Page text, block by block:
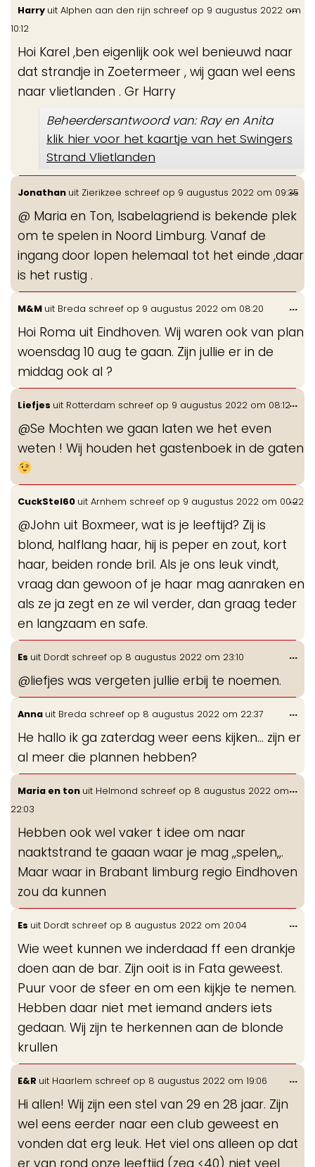
Harry uit Alphen aan den rijn schreef op 9 augustus 2022 om
10:12
Hoi Karel ,ben eigenlijk ook wel benieuwd naar
dat strandje in Zoetermeer , wij gaan wel eens
naar vlietlanden . Gr Harry
Beheerdersantwoord van: Ray en Anita
klik hier voor het kaartje van het Swingers
Strand Vlietlanden
...
Jonathan uit Zierikzee schreef op 9 augustus 2022 om 09:35
@ Maria en Ton, Isabelagriend is bekende plek
om te spelen in Noord Limburg. Vanaf de
ingang door lopen helemaal tot het einde ,daar
is het rustig .
...
M&M uit Breda schreef op 9 augustus 2022 om 08:20
Hoi Roma uit Eindhoven. Wij waren ook van plan
woensdag 10 aug te gaan. Zijn jullie er in de
middag ook al ?
...
Liefjes uit Rotterdam schreef op 9 augustus 2022 om 08:12
@Se Mochten we gaan laten we het even
weten ! Wij houden het gastenboek in de gaten
...
CuckStel60 uit Arnhem schreef op 9 augustus 2022 om 00:22
@John uit Boxmeer, wat is je leeftijd? Zij is
blond, halflang haar, hij is peper en zout, kort
haar, beiden ronde bril. Als je ons leuk vindt,
vraag dan gewoon of je haar mag aanraken en
als ze ja zegt en ze wil verder, dan graag teder
en langzaam en safe.
...
Es uit Dordt schreef op 8 augustus 2022 om 23:10
@liefjes was vergeten jullie erbij te noemen.
...
Anna uit Breda schreef op 8 augustus 2022 om 22:37
He hallo ik ga zaterdag weer eens kijken... zijn er
al meer die plannen hebben?
...
Maria en ton uit Helmond schreef op 8 augustus 2022 om
22:03
Hebben ook wel vaker t idee om naar
naaktstrand te gaaan waar je mag ,,spelen,,.
Maar waar in Brabant limburg regio Eindhoven
zou da kunnen
...
Es uit Dordt schreef op 8 augustus 2022 om 20:04
Wie weet kunnen we inderdaad ff een drankje
doen aan de bar. Zijn ooit is in Fata geweest.
Puur voor de sfeer en om een kijkje te nemen.
Hebben daar niet met iemand anders iets
gedaan. Wij zijn te herkennen aan de blonde
krullen
...
E&R uit Haarlem schreef op 8 augustus 2022 om 19:06
Hi allen! Wij zijn een stel van 29 en 28 jaar. Zijn
wel eens eerder naar een club geweest en
vonden dat erg leuk. Het viel ons alleen op dat
er van rond onze leeftijd (zeg <40) niet veel
...